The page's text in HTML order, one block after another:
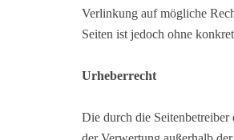
Verlinkung auf mögliche
Seiten ist jedoch ohne
Urheberrecht
Die durch die